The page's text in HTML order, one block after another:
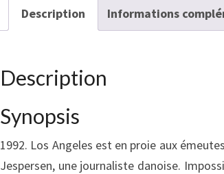
Description Informations
Description
Synopsis
1992. Los Angeles est en proie aux
Jespersen, une journaliste danoise.